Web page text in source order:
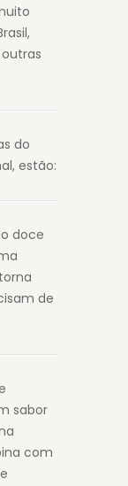
do
estão:
doce
de
sabor
com